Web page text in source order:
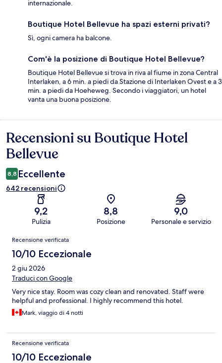
internazionale.
Boutique Hotel Bellevue ha spazi esterni privati?
Sì, ogni camera ha balcone.
Com'è la posizione di Boutique Hotel Bellevue?
Boutique Hotel Bellevue si trova in riva al fiume in zona Central
Interlaken, a 6 min. a piedi da Stazione di Interlaken Ovest e a 3
min. a piedi da Hoeheweg. Secondo i viaggiatori, un hotel
vanta una buona posizione.
Recensioni
Recensioni su Boutique Hotel
Bellevue
8,8 Eccellente
642 recensioni
9,2
Pulizia
8,8
Posizione
9,0
Personale e servizio
Recensioni
Recensione verificata
10/10 Eccezionale
2 giu 2026
Traduci con Google
Very nice stay. Room was cozy clean and renovated. Staff were
helpful and professional. I highly recommend this hotel.
Mark, viaggio di 4 notti
Recensione verificata
10/10 Eccezionale